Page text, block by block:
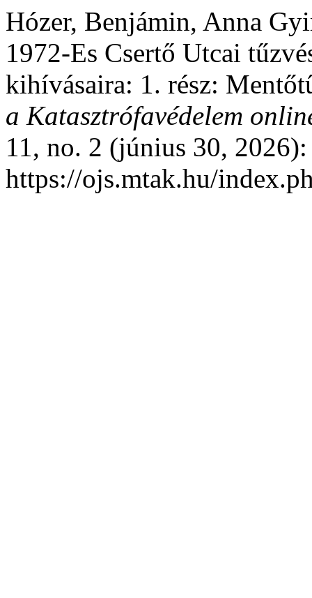
Hózer, Benjámin, Anna
1972-Es Csertő Utcai
kihívásaira: 1. rész:
a Katasztrófavédelem
11, no. 2 (június 30,
https://ojs.mtak.hu/